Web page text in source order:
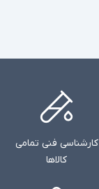
کارشناسی فنی تمامی
کالاها